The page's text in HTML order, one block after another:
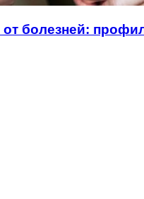
болезней: